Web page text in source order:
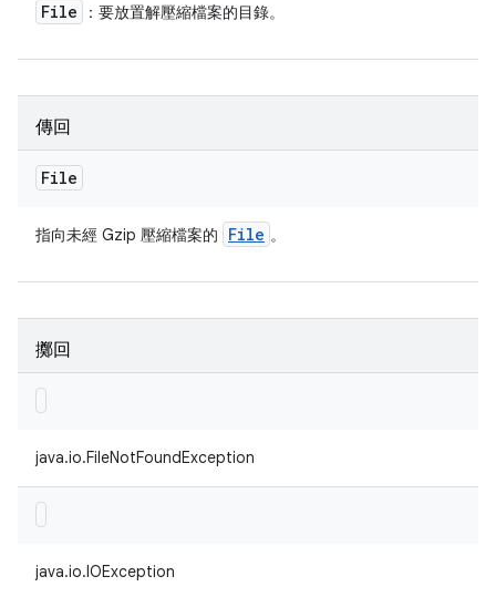
File ：要放置解壓縮檔案的目錄。
傳回
File
指向未經 Gzip 壓縮檔案的 File 。
擲回
java.io.FileNotFoundException
java.io.IOException